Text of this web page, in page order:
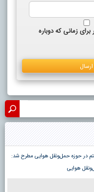
زمانی که دوباره
در حوزه حمل‌ونقل هوایی مطرح شد:
هوایی